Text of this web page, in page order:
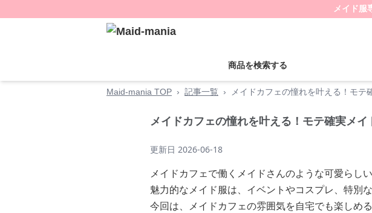
メイド服
商品を検索する
Maid-mania TOP › 記事一覧 › メイドカフェの憧れを叶える！モテ
メイドカフェの憧れを叶える！モテ確実メイ
更新日 2026-06-18
メイドカフェで働くメイドさんのような可愛らし
魅力的なメイド服は、イベントやコスプレ、特別
今回は、メイドカフェの雰囲気を自宅でも楽しめ